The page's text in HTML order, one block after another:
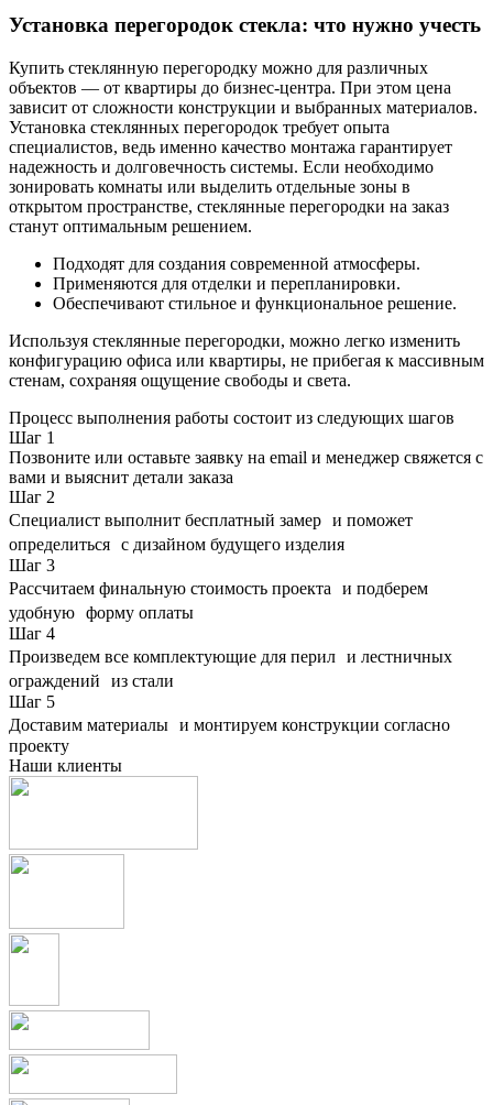
Установка перегородок стекла: что нужно учесть
Купить стеклянную перегородку можно для различных
объектов — от квартиры до бизнес-центра. При этом цена
зависит от сложности конструкции и выбранных материалов.
Установка стеклянных перегородок требует опыта
специалистов, ведь именно качество монтажа гарантирует
надежность и долговечность системы. Если необходимо
зонировать комнаты или выделить отдельные зоны в
открытом пространстве, стеклянные перегородки на заказ
станут оптимальным решением.
Подходят для создания современной атмосферы.
Применяются для отделки и перепланировки.
Обеспечивают стильное и функциональное решение.
Используя стеклянные перегородки, можно легко изменить
конфигурацию офиса или квартиры, не прибегая к массивным
стенам, сохраняя ощущение свободы и света.
Процесс выполнения работы состоит из следующих шагов
Шаг 1
Позвоните или оставьте заявку на email и менеджер свяжется с
вами и выяснит детали заказа
Шаг 2
Специалист выполнит бесплатный замер и поможет
определиться с дизайном будущего изделия
Шаг 3
Рассчитаем финальную стоимость проекта и подберем
удобную форму оплаты
Шаг 4
Произведем все комплектующие для перил и лестничных
ограждений из стали
Шаг 5
Доставим материалы и монтируем конструкции согласно
проекту
Наши клиенты